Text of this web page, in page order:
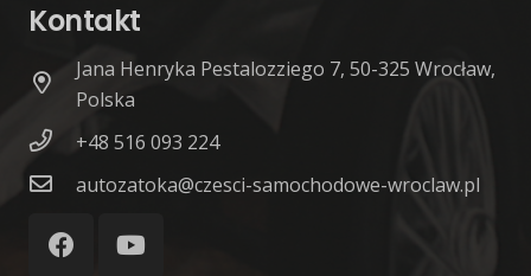
Kontakt
Jana Henryka Pestalozziego 7, 50-325 Wrocław,
Polska
+48 516 093 224
autozatoka@czesci-samochodowe-wroclaw.pl